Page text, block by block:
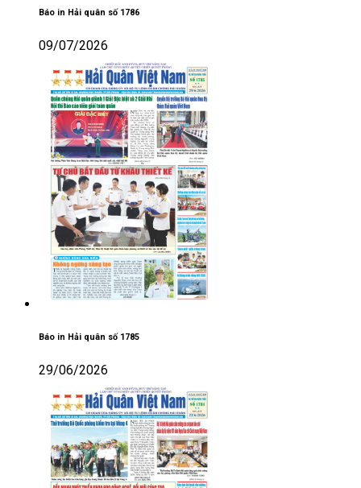
Báo in Hải quân số 1786
09/07/2026
Báo in Hải quân số 1785
29/06/2026